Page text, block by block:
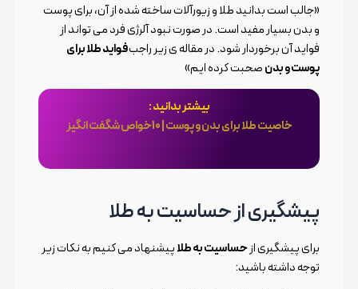
«جالب است بدانید طلا و زیورآلات ساخته شده از آن، برای پوست
و بدن بسیار مفید است. در صورت نبود آلرژی فرد می تواند از
فواید آن برخوردار شود. در مقاله ی زیر راجبفواید طلا برای
پوست و بدنصحبت کرده ایم»
بیشتر بدانید :
خاصیت طلا برای بدن و پوست | 10خواص شگفت انگیز
پیشگیری از حساسیت به طلا
برای پیشگیری ازحساسیت به طلاپیشنهاد می کنیم به نکات زیر
توجه داشته باشید: